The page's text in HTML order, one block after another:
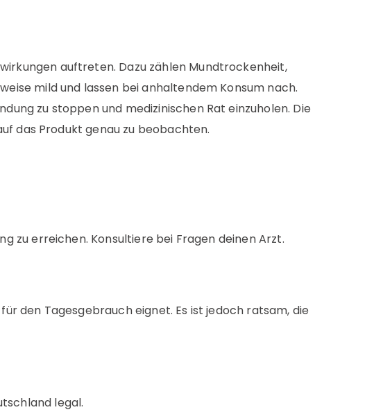
auftreten. Dazu zählen Mundtrockenheit,
mild und lassen bei anhaltendem Konsum nach.
zu stoppen und medizinischen Rat einzuholen. Die
das Produkt genau zu beobachten.
zu erreichen. Konsultiere bei Fragen deinen Arzt.
den Tagesgebrauch eignet. Es ist jedoch ratsam, die
legal.